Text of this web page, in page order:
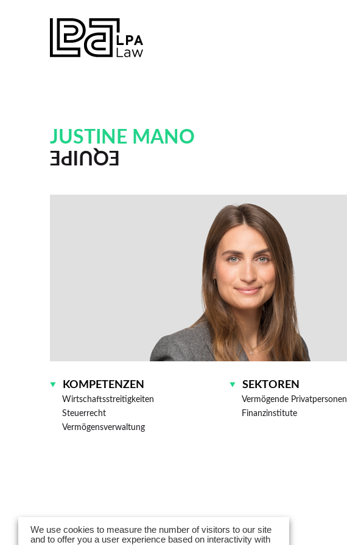
JUSTINE MANO
EQUIPE
KOMPETENZEN
Wirtschaftsstreitigkeiten
Steuerrecht
Vermögensverwaltung
SEKTOREN
Vermögende Privatpersonen
Finanzinstitute
We use cookies to measure the number of visitors to our site
and to offer you a user experience based on interactivity with